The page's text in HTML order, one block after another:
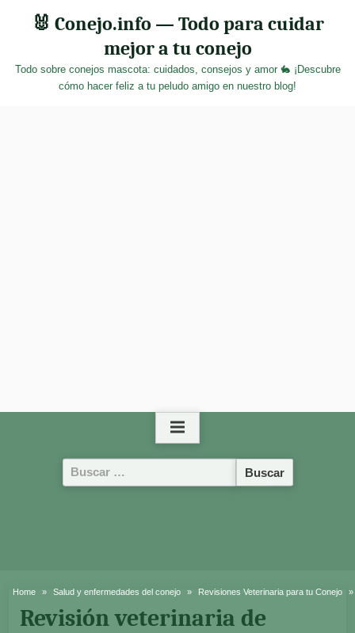
🐰 Conejo.info — Todo para cuidar
mejor a tu conejo
Todo sobre conejos mascota: cuidados, consejos y amor 🐇 ¡Descubre
cómo hacer feliz a tu peludo amigo en nuestro blog!
Buscar:
Home Salud y enfermedades del conejo Revisiones Veterinaria para tu Conejo
Revisión veterinaria de